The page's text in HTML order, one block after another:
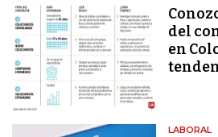
del
en
LABORAL